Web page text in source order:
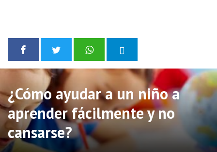
¿Cómo ayudar a un niño a
aprender fácilmente y no
cansarse?